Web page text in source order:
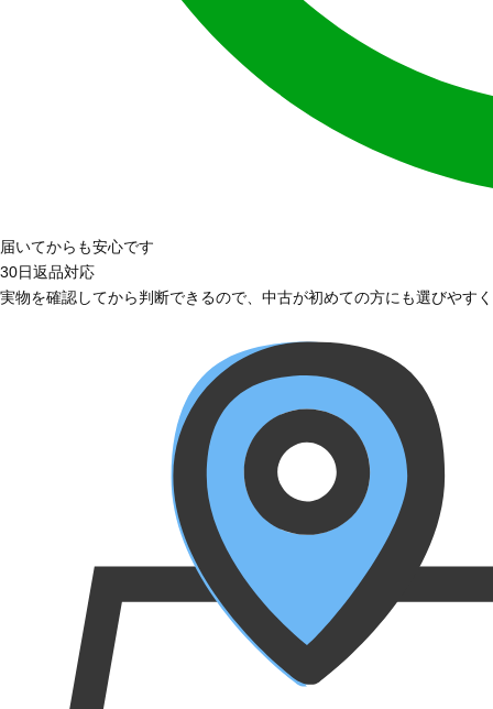
届いてからも安心です
30日返品対応
実物を確認してから判断できるので、中古が初めての方にも選びやす